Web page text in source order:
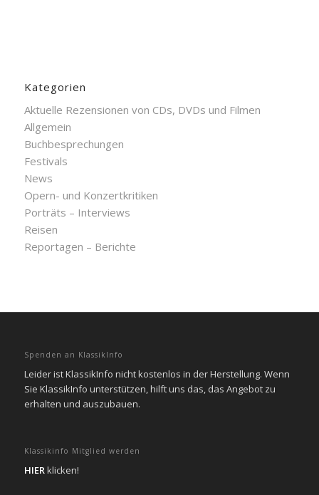
Kategorien
Aktuelle Rezensionen von CDs, DVDs und Filmen
Allgemein
Buchbesprechungen
Festivals
News
Opern- und Konzertkritiken
Porträts – Interviews
Reisen
Reportagen – Berichte
Spenden an KlassikInfo
Leider ist KlassikInfo nicht kostenlos in der Herstellung. Wenn
Sie KlassikInfo unterstützen, hilft uns das, das Angebot zu
erhalten und auszubauen.
Klassikinfo Mitglied werden
HIERklicken!